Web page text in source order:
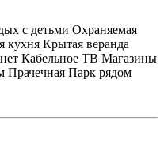
с детьми Охраняемая
кухня Крытая веранда
Кабельное ТВ Магазины
Прачечная Парк рядом